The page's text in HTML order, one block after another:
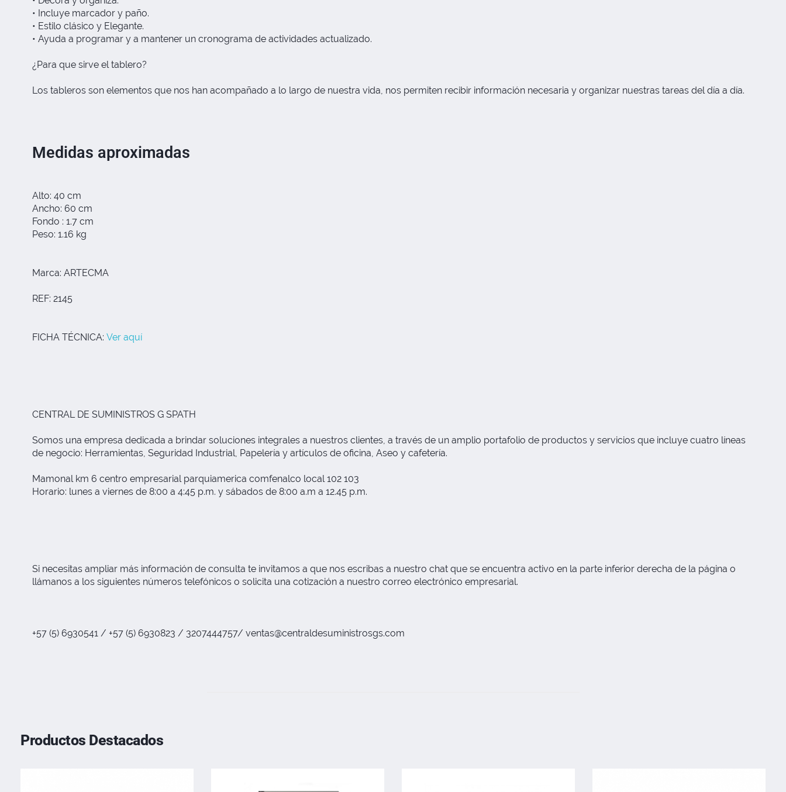
• Incluye marcador y paño.
• Estilo clásico y Elegante.
• Ayuda a programar y a mantener un cronograma de actividades actualizado.
¿Para que sirve el tablero?
Los tableros son elementos que nos han acompañado a lo largo de nuestra vida, nos permiten recibir información necesaria y organizar nuestras tareas del día a día.
Medidas aproximadas
Alto: 40 cm
Ancho: 60 cm
Fondo : 1.7 cm
Peso: 1.16 kg
Marca: ARTECMA
REF: 2145
FICHA TÉCNICA: Ver aquí
CENTRAL DE SUMINISTROS G SPATH
Somos una empresa dedicada a brindar soluciones integrales a nuestros clientes, a través de un amplio portafolio de productos y servicios que incluye cuatro líneas
de negocio: Herramientas, Seguridad Industrial, Papelería y artículos de oficina, Aseo y cafetería.
Mamonal km 6 centro empresarial parquiamerica comfenalco local 102 103
Horario: lunes a viernes de 8:00 a 4:45 p.m. y sábados de 8:00 a.m a 12.45 p.m.
Si necesitas ampliar más información de consulta te invitamos a que nos escribas a nuestro chat que se encuentra activo en la parte inferior derecha de la página o
llámanos a los siguientes números telefónicos o solicita una cotización a nuestro correo electrónico empresarial.
+57 (5) 6930541 / +57 (5) 6930823 / 3207444757/ ventas@centraldesuministrosgs.com
Productos Destacados